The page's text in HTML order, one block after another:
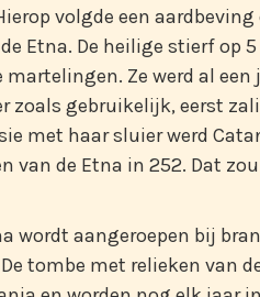
volgde een aardbeving
Etna. De heilige stierf op 5
martelingen. Ze werd al
zoals gebruikelijk, eerst
met haar sluier werd
van de Etna in 252. Dat
wordt aangeroepen bij
tombe met relieken van